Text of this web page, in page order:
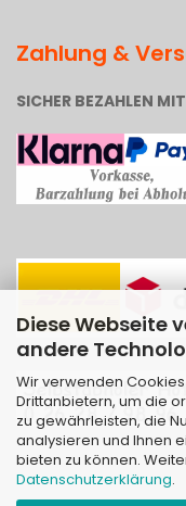
Diese Webseite
andere
Wir verwenden
Drittanbietern, um die
zu gewährleisten, die
analysieren und Ihnen
bieten zu können.
Datenschutzerklärung.
Zahlung &
SICHER BEZAHLEN